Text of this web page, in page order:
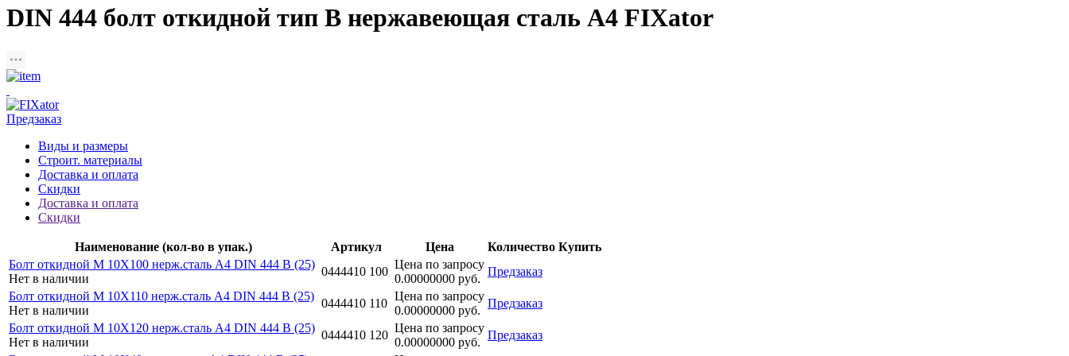
DIN 444 болт откидной тип B нержавеющая сталь A4 FIXator
Предзаказ
Виды и размеры
Строит. материалы
Доставка и оплата
Скидки
Доставка и оплата
Скидки
Наименование (кол-во в упак.) Артикул Цена Количество Купить
Болт откидной M 10Х100 нерж.сталь A4 DIN 444 B (25)
Нет в наличии
0444410 100
Цена по запросу
0.00000000 руб.
Предзаказ
Болт откидной M 10Х110 нерж.сталь A4 DIN 444 B (25)
Нет в наличии
0444410 110
Цена по запросу
0.00000000 руб.
Предзаказ
Болт откидной M 10Х120 нерж.сталь A4 DIN 444 B (25)
Нет в наличии
0444410 120
Цена по запросу
0.00000000 руб.
Предзаказ